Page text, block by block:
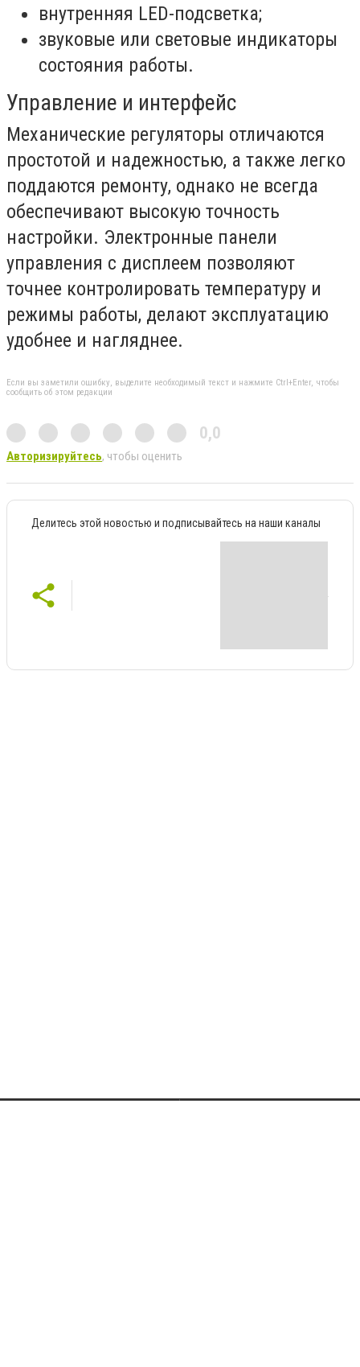
внутренняя LED-подсветка;
звуковые или световые индикаторы
состояния работы.
Управление и интерфейс
Механические регуляторы отличаются
простотой и надежностью, а также легко
поддаются ремонту, однако не всегда
обеспечивают высокую точность
настройки. Электронные панели
управления с дисплеем позволяют
точнее контролировать температуру и
режимы работы, делают эксплуатацию
удобнее и нагляднее.
Если вы заметили ошибку, выделите необходимый текст и нажмите Ctrl+Enter, чтобы
сообщить об этом редакции
0,0
Авторизируйтесь, чтобы оценить
Делитесь этой новостью и подписывайтесь на наши каналы